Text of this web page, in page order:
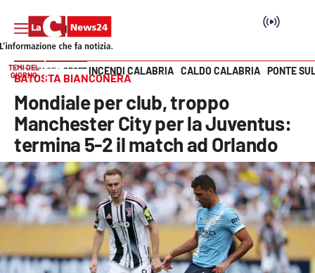
SEZIONI
Cronaca
Politica
Attualità
Economia e lavoro
Vai
TEMI DEL
GIORNO
INCENDI CALABRIA CALDO CALABRIA PONTE
HOME PAGE SPORT
BATOSTA BIANCONERA
Mondiale per club, troppo
Manchester City per la Juventus:
termina 5-2 il match ad Orlando